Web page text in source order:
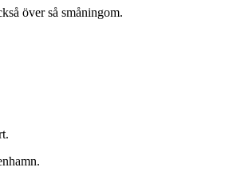
över så småningom.